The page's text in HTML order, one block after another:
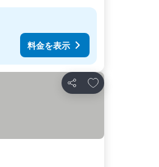
料金を表示
シェア
お気に入りに追加